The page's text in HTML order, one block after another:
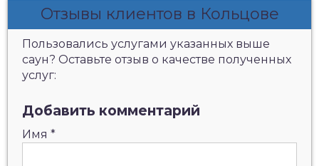
Отзывы клиентов в Кольцове
Пользовались услугами указанных выше
саун? Оставьте отзыв о качестве полученных
услуг:
Добавить комментарий
Имя *